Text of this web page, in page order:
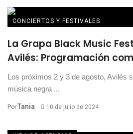
CONCIERTOS Y FESTIVALES
La Grapa Black Music
Avilés: Programación
Los próximos 2 y 3 de agosto, Avilés
música negra ...
PorTania 10 de julio de 2024